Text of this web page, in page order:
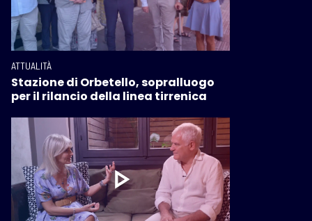
ATTUALITÀ
Stazione di Orbetello, sopralluogo
per il rilancio della linea tirrenica